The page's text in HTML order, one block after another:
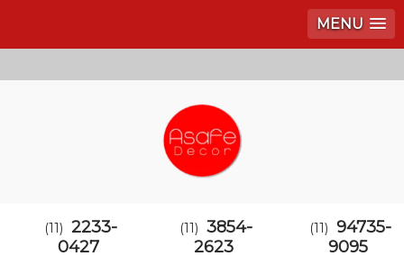
MENU
(11) 2233-
0427
(11) 3854-
2623
(11) 94735-
9095